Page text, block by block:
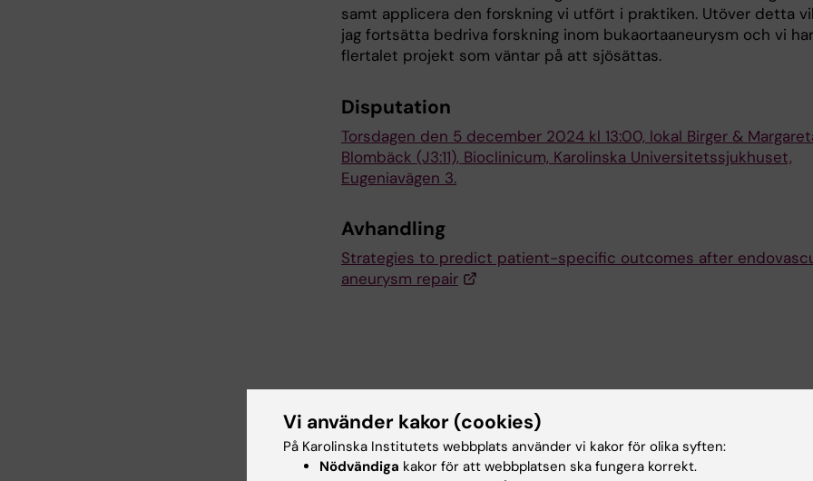
samt applicera den forskning vi utfört i praktiken. Utöver detta
jag fortsätta bedriva forskning inom bukaortaaneurysm och vi har
flertalet projekt som väntar på att sjösättas.
Disputation
Torsdagen den 5 december 2024 kl 13:00, lokal Birger &
Blombäck (J3:11), Bioclinicum, Karolinska Universitetssjukhuset,
Eugeniavägen 3.
Avhandling
Strategies to predict patient-specific outcomes after
aneurysm repair
Kontakt
Marko Bogdanovic
Vi använder kakor (cookies)
På Karolinska Institutets webbplats använder vi kakor för olika syften:
Nödvändiga kakor för att webbplatsen ska fungera korrekt.